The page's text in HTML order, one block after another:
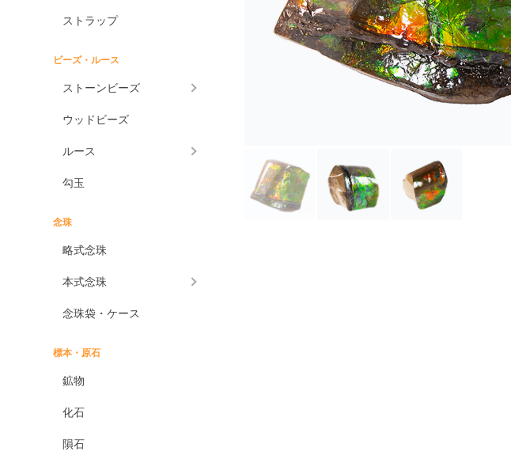
ストラップ
ビーズ・ルース
ストーンビーズ
ウッドビーズ
ルース
勾玉
念珠
略式念珠
本式念珠
念珠袋・ケース
標本・原石
鉱物
化石
隕石